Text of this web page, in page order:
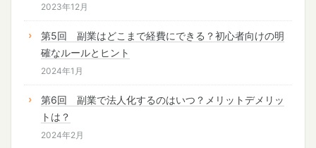
2023年12月
第5回 副業はどこまで経費にできる？初心者向けの明
確なルールとヒント
2024年1月
第6回 副業で法人化するのはいつ？メリットデメリッ
トは？
2024年2月